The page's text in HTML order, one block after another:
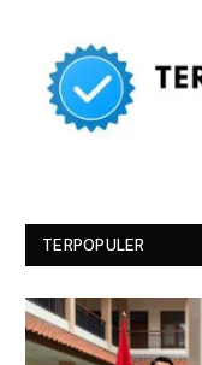
TERPOPULER